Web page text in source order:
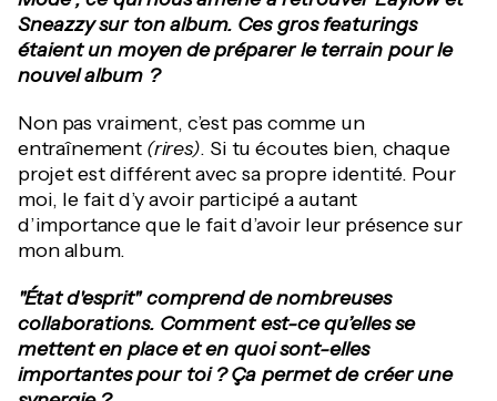
Sneazzy sur ton album. Ces gros featurings
étaient un moyen de préparer le terrain pour le
nouvel album ?
Non pas vraiment, c’est pas comme un
entraînement (rires). Si tu écoutes bien, chaque
projet est différent avec sa propre identité. Pour
moi, le fait d’y avoir participé a autant
d’importance que le fait d’avoir leur présence sur
mon album.
"État d'esprit" comprend de nombreuses
collaborations. Comment est-ce qu’elles se
mettent en place et en quoi sont-elles
importantes pour toi ? Ça permet de créer une